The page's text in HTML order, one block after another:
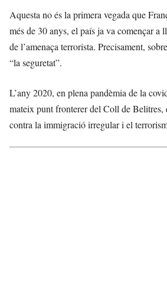
Aquesta no és la primera vegada que
més de 30 anys, el país ja va començar a
de l’amenaça terrorista. Precisament,
“la seguretat”.
L’any 2020, en plena pandèmia de la
mateix punt fronterer del Coll de Belitres,
contra la immigració irregular i el